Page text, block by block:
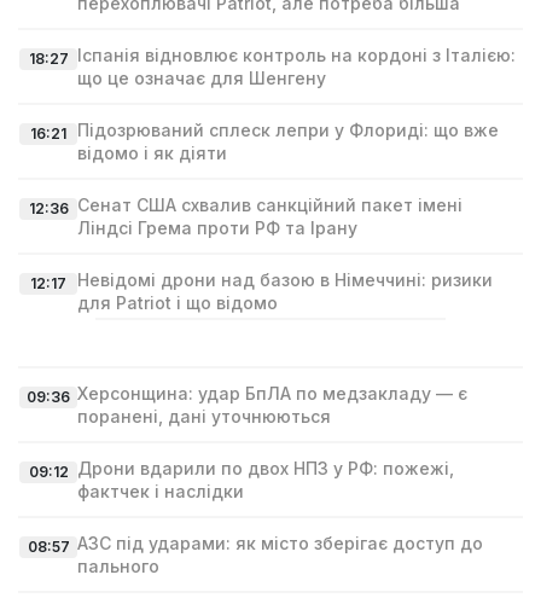
18:27 Іспанія відновлює контроль на кордоні з Італією:
що це означає для Шенгену
16:21
Підозрюваний сплеск лепри у Флориді: що вже
відомо і як діяти
12:36 Сенат США схвалив санкційний пакет імені
Ліндсі Гремa проти РФ та Ірану
12:17
Невідомі дрони над базою в Німеччині: ризики
для Patriot і що відомо
09:36 Херсонщина: удар БпЛА по медзакладу — є
поранені, дані уточнюються
09:12 Дрони вдарили по двох НПЗ у РФ: пожежі,
фактчек і наслідки
08:57 АЗС під ударами: як місто зберігає доступ до
пального